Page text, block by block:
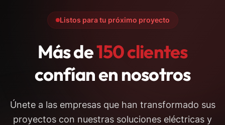
Listos para tu próximo proyecto
Más de150 clientes
confían en nosotros
Únete a las empresas que han transformado sus
proyectos con nuestras soluciones eléctricas y